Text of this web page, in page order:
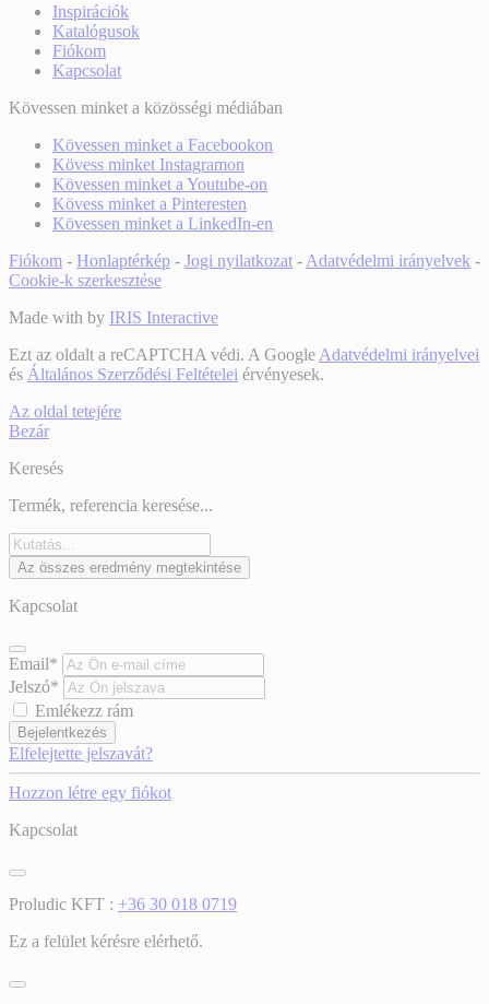
Inspirációk
Katalógusok
Fiókom
Kapcsolat
Kövessen minket a közösségi médiában
Kövessen minket a Facebookon
Kövess minket Instagramon
Kövessen minket a Youtube-on
Kövess minket a Pinteresten
Kövessen minket a LinkedIn-en
Fiókom - Honlaptérkép - Jogi nyilatkozat - Adatvédelmi irányelvek -
Cookie-k szerkesztése
Made with by IRIS Interactive
Ezt az oldalt a reCAPTCHA védi. A Google Adatvédelmi irányelvei
és Általános Szerződési Feltételei érvényesek.
Az oldal tetejére
Bezár
Keresés
Termék, referencia keresése...
Az összes eredmény megtekintése
Kapcsolat
Email*
Jelszó*
Emlékezz rám
Bejelentkezés
Elfelejtette jelszavát?
Hozzon létre egy fiókot
Kapcsolat
Proludic KFT : +36 30 018 0719
Ez a felület kérésre elérhető.